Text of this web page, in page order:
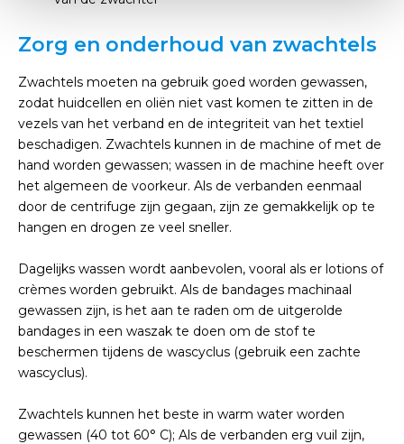
Zorg en onderhoud van zwachtels
Zwachtels moeten na gebruik goed worden gewassen,
zodat huidcellen en oliën niet vast komen te zitten in de
vezels van het verband en de integriteit van het textiel
beschadigen. Zwachtels kunnen in de machine of met de
hand worden gewassen; wassen in de machine heeft over
het algemeen de voorkeur. Als de verbanden eenmaal
door de centrifuge zijn gegaan, zijn ze gemakkelijk op te
hangen en drogen ze veel sneller.
Dagelijks wassen wordt aanbevolen, vooral als er lotions of
crèmes worden gebruikt. Als de bandages machinaal
gewassen zijn, is het aan te raden om de uitgerolde
bandages in een waszak te doen om de stof te
beschermen tijdens de wascyclus (gebruik een zachte
wascyclus).
Zwachtels kunnen het beste in warm water worden
gewassen (40 tot 60° C); Als de verbanden erg vuil zijn,